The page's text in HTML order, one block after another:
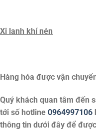
Xi lanh khí nén
Hàng hóa được vận
Quý khách quan tâm đến
tới số hotline 0964997106
thông tin dưới đây để